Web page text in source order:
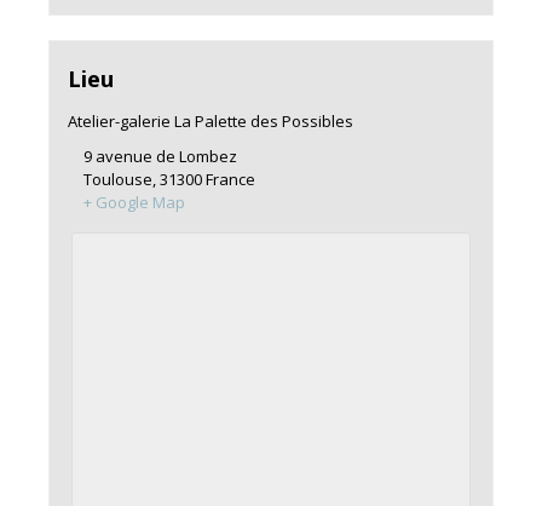
Lieu
Atelier-galerie La Palette des Possibles
9 avenue de Lombez
Toulouse,31300France
+ Google Map